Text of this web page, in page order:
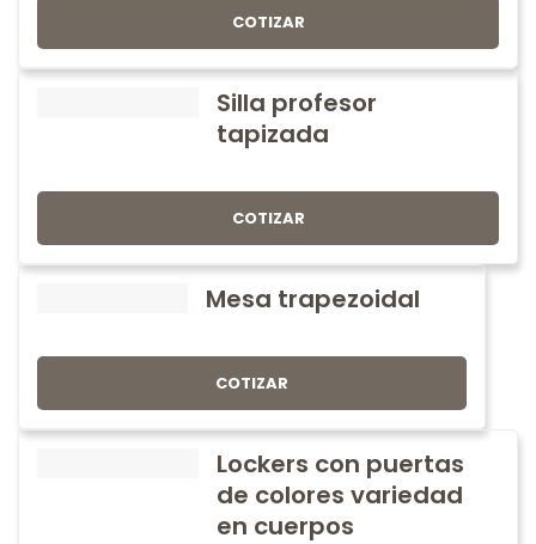
COTIZAR
Silla profesor
tapizada
COTIZAR
Mesa trapezoidal
COTIZAR
Lockers con puertas
de colores variedad
en cuerpos